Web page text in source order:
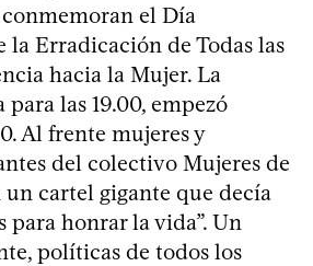
el Día
Erradicación de Todas las
hacia la Mujer. La
las 19.00, empezó
Al frente mujeres y
del colectivo Mujeres de
un cartel gigante que decía
para honrar la vida”. Un
políticas de todos los